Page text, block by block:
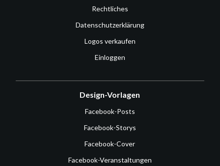
Rechtliches
Datenschutzerklärung
Logos verkaufen
Einloggen
Design-Vorlagen
Facebook-Posts
Facebook-Storys
Facebook-Cover
Facebook-Veranstaltungen